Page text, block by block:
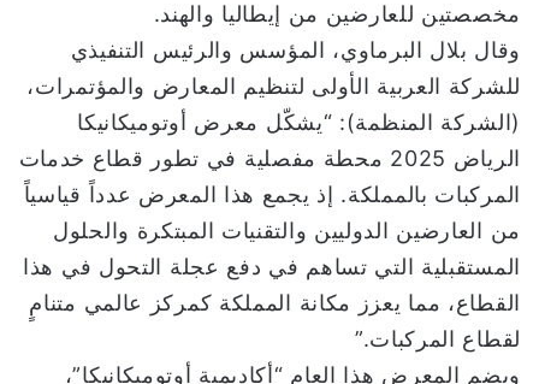
مخصصتين للعارضين من إيطاليا والهند.
وقال بلال البرماوي، المؤسس والرئيس التنفيذي
للشركة العربية الأولى لتنظيم المعارض والمؤتمرات،
(الشركة المنظمة): “يشكّل معرض أوتوميكانيكا
الرياض 2025 محطة مفصلية في تطور قطاع خدمات
المركبات بالمملكة. إذ يجمع هذا المعرض عدداً قياسياً
من العارضين الدوليين والتقنيات المبتكرة والحلول
المستقبلية التي تساهم في دفع عجلة التحول في هذا
القطاع، مما يعزز مكانة المملكة كمركز عالمي متنامٍ
لقطاع المركبات.”
ويضم المعرض هذا العام “أكاديمية أوتوميكانيكا”،